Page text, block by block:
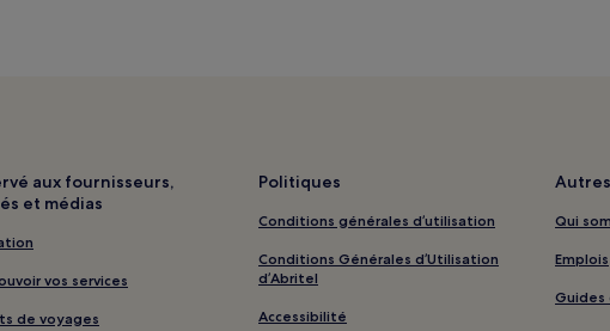
aux fournisseurs,
et médias
vos services
de voyages
Politiques
Conditions générales d’utilisation
Conditions Générales d’Utilisation
d’Abritel
Accessibilité
Qui
Emplois
Guides